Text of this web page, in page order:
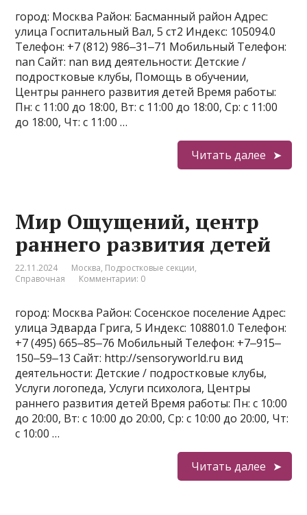
город: Москва Район: Басманный район Адрес:
улица Госпитальный Вал, 5 ст2 Индекс: 105094.0
Телефон: +7 (812) 986‒31‒71 Мобильный Телефон:
nan Сайт: nan вид деятельности: Детские /
подростковые клубы, Помощь в обучении,
Центры раннего развития детей Время работы:
Пн: с 11:00 до 18:00, Вт: с 11:00 до 18:00, Ср: с 11:00
до 18:00, Чт: с 11:00 …
Читать далее
Мир Ощущений, центр
раннего развития детей
22.11.2024 Москва, Подростковые секции,
Справочная
Комментарии: 0
город: Москва Район: Сосенское поселение Адрес:
улица Эдварда Грига, 5 Индекс: 108801.0 Телефон:
+7 (495) 665‒85‒76 Мобильный Телефон: +7‒915‒
150‒59‒13 Сайт: http://sensoryworld.ru вид
деятельности: Детские / подростковые клубы,
Услуги логопеда, Услуги психолога, Центры
раннего развития детей Время работы: Пн: с 10:00
до 20:00, Вт: с 10:00 до 20:00, Ср: с 10:00 до 20:00, Чт:
с 10:00 …
Читать далее